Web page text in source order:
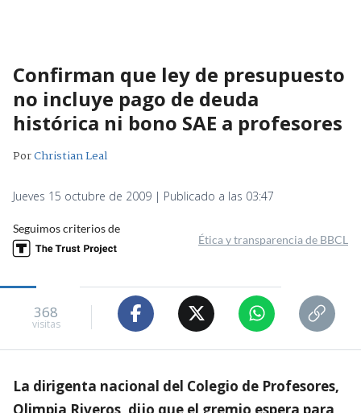
Confirman que ley de presupuesto
no incluye pago de deuda
histórica ni bono SAE a profesores
PorChristian Leal
Jueves 15 octubre de 2009 | Publicado a las 03:47
Seguimos criterios de
Ética y transparencia de BBCL
368
visitas
La dirigenta nacional del Colegio de Profesores,
Olimpia Riveros, dijo que el gremio espera para